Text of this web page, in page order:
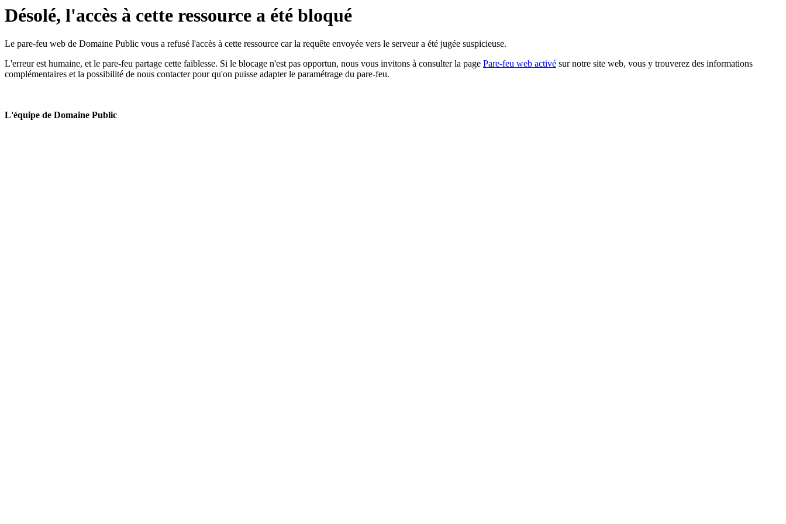
Désolé, l'accès à cette ressource a été bloqué
Le pare-feu web de Domaine Public vous a refusé l'accès à cette ressource car la requête envoyée vers le serveur a été jugée suspicieuse.
L'erreur est humaine, et le pare-feu partage cette faiblesse. Si le blocage n'est pas opportun, nous vous invitons à consulter la page Pare-feu web activé sur notre site web, vous y trouverez des informations
complémentaires et la possibilité de nous contacter pour qu'on puisse adapter le paramétrage du pare-feu.
L'équipe de Domaine Public